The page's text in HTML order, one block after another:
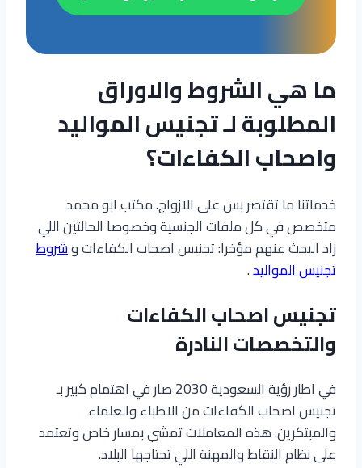
ما هي الشروط والاوراق
المطلوبة لـ تجنيس المواليد
واصحاب الكفاءات؟
خدماتنا ما تقتصر بس على الازواج. مكتب ابو محمد
متخصص في كل ملفات الجنسية وخصوصا الحالتين اللي
زاد البحث عنهم مؤخرا: تجنيس اصحاب الكفاءات وشروط
تجنيس المواليد.
تجنيس اصحاب الكفاءات
والتخصصات النادرة
في اطار رؤية السعودية 2030 صار في اهتمام كبير بـ
تجنيس اصحاب الكفاءات من الاطباء والعلماء
والمبتكرين. هذه المعاملات تمشي بمسار خاص وتعتمد
على نظام النقاط والمهنة اللي تحتاجها البلاد.